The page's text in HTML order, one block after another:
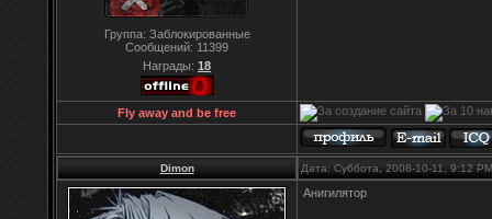
Группа: Заблокированные
Сообщений: 11399
Награды: 18
Fly away and be free
Dimon Дата: Суббота, 2008-10-11, 9:12
Анигилятор